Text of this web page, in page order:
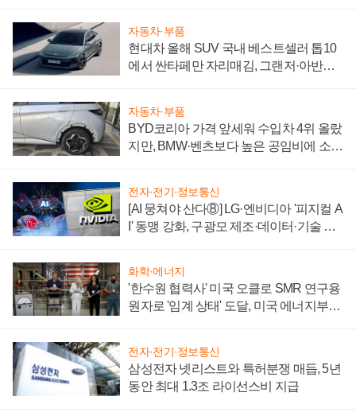
자동차·부품
현대차 올해 SUV 국내 베스트셀러 톱10
에서 싼타페만 자리매김, 그랜저·아반떼
자동차·부품
BYD코리아 가격 앞세워 수입차 4위 올랐
지만, BMW·벤츠보다 높은 공임비에 소비
전자·전기·정보통신
[AI 뭉쳐야 산다⑧] LG·엔비디아 '피지컬 A
I' 동맹 강화, 구광모 제조·데이터·기술 결
화학·에너지
'한수원 협력사' 미국 오클로 SMR 연구용
원자로 '임계 상태' 도달, 미국 에너지부
전자·전기·정보통신
삼성전자 넷리스트와 특허분쟁 매듭, 5년
동안 최대 1.3조 라이선스비 지급